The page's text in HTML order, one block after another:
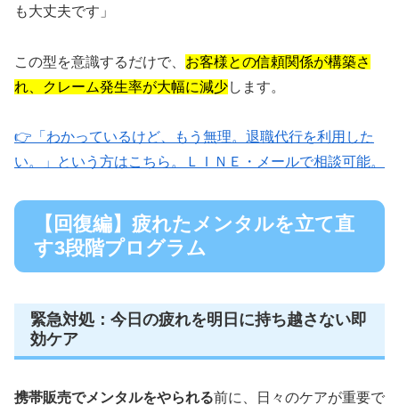
も大丈夫です」
この型を意識するだけで、 お客様との信頼関係が構築さ
れ、クレーム発生率が大幅に減少します。
👉「わかっているけど、もう無理。退職代行を利用した
い。」という方はこちら。ＬＩＮＥ・メールで相談可能。
【回復編】疲れたメンタルを立て直
す3段階プログラム
緊急対処：今日の疲れを明日に持ち越さない即
効ケア
携帯販売でメンタルをやられる前に、日々のケアが重要で